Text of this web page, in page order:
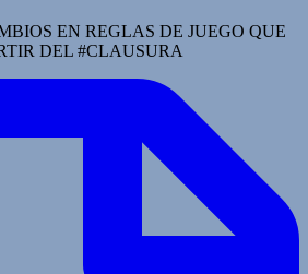
EN REGLAS DE JUEGO QUE
DEL #CLAUSURA